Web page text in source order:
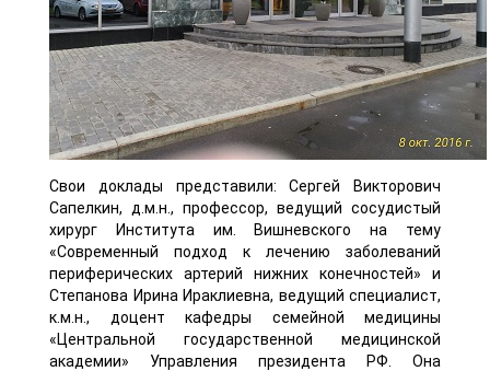
Свои доклады представили: Сергей Викторович
Сапелкин, д.м.н., профессор, ведущий сосудистый
хирург Института им. Вишневского на тему
«Современный подход к лечению заболеваний
периферических артерий нижних конечностей» и
Степанова Ирина Ираклиевна, ведущий специалист,
к.м.н., доцент кафедры семейной медицины
«Центральной государственной медицинской
академии» Управления президента РФ. Она